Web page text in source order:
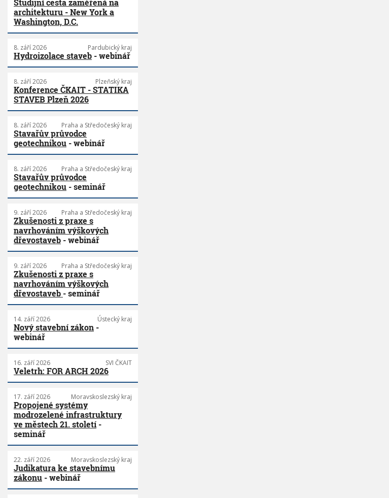
Studijní cesta zaměřená na
architekturu - New York a
Washington, D.C.
8. září 2026 Pardubický kraj
Hydroizolace staveb - webinář
8. září 2026 Plzeňský kraj
Konference ČKAIT - STATIKA
STAVEB Plzeň 2026
8. září 2026 Praha a Středočeský kraj
Stavařův průvodce
geotechnikou - webinář
8. září 2026 Praha a Středočeský kraj
Stavařův průvodce
geotechnikou - seminář
9. září 2026 Praha a Středočeský kraj
Zkušenosti z praxe s
navrhováním výškových
dřevostaveb - webinář
9. září 2026 Praha a Středočeský kraj
Zkušenosti z praxe s
navrhováním výškových
dřevostaveb - seminář
14. září 2026 Ústecký kraj
Nový stavební zákon -
webinář
16. září 2026 SVI ČKAIT
Veletrh: FOR ARCH 2026
17. září 2026 Moravskoslezský kraj
Propojené systémy
modrozelené infrastruktury
ve městech 21. století-
seminář
22. září 2026 Moravskoslezský kraj
Judikatura ke stavebnímu
zákonu - webinář